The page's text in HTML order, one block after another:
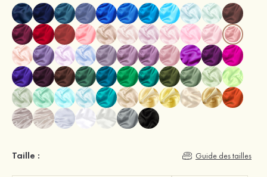
Taille : Guide des tailles